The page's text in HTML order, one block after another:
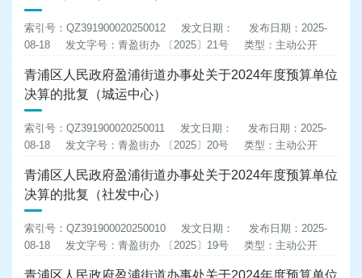
索引号：QZ391900020250012 发文日期：
发布日期：2025-
08-18
发文字号：青盈街办 〔2025〕21号 类型：主动公开
青浦区人民政府盈浦街道办事处关于2024年度预算单位
决算的批复（城运中心）
索引号：QZ391900020250011 发文日期：
发布日期：2025-
08-18
发文字号：青盈街办 〔2025〕20号 类型：主动公开
青浦区人民政府盈浦街道办事处关于2024年度预算单位
决算的批复（社发中心）
索引号：QZ391900020250010 发文日期：
发布日期：2025-
08-18
发文字号：青盈街办 〔2025〕19号 类型：主动公开
青浦区人民政府盈浦街道办事处关于2024年度预算单位